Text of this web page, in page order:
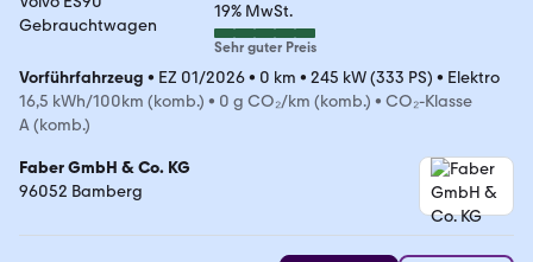
19% MwSt.
Sehr guter Preis
Vorführfahrzeug • EZ 01/2026• 0 km • 245 kW (333 PS) • Elektro
16,5 kWh/100km (komb.) • 0 g CO₂/km (komb.) • CO₂-Klasse
A (komb.)
Faber GmbH & Co. KG
96052 Bamberg